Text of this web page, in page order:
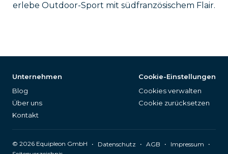
erlebe Outdoor-Sport mit südfranzösischem Flair.
Unternehmen
Blog
Über uns
Kontakt
Cookie-Einstellungen
Cookies verwalten
Cookie zurücksetzen
© 2026 Equipleon GmbH • Datenschutz • AGB • Impressum
•